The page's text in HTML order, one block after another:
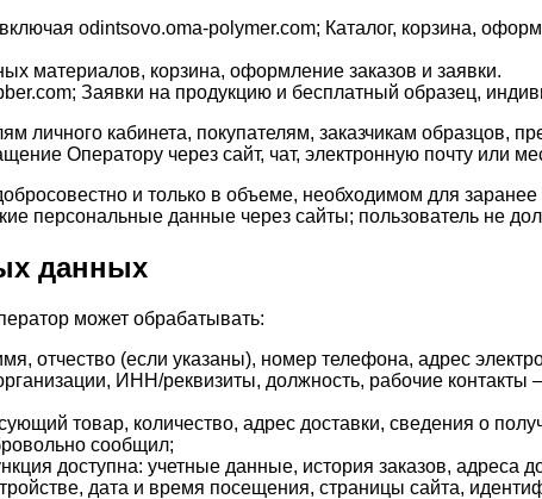
odintsovo.oma-polymer.com; Каталог, корзина,
материалов, корзина, оформление заказов и заявки.
Заявки на продукцию и бесплатный образец,
личного кабинета, покупателям, заказчикам образцов,
Оператору через сайт, чат, электронную почту или
и только в объеме, необходимом для
персональные данные через сайты; пользователь не
данных
может обрабатывать:
отчество (если указаны), номер телефона, адрес
ИНН/реквизиты, должность, рабочие контакты
товар, количество, адрес доставки, сведения о
сообщил;
доступна: учетные данные, история заказов, адреса
дата и время посещения, страницы сайта,